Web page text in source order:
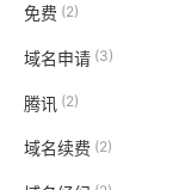
免费 (2)
域名申请 (3)
腾讯 (2)
域名续费 (2)